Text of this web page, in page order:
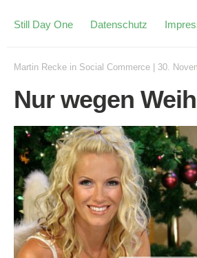
Still Day One Datenschutz
Martin Recke in Social Commerce 30.
Nur wegen